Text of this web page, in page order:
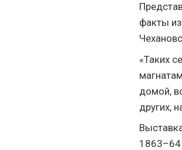
факты
«Таких
домой,
других,
1863–64